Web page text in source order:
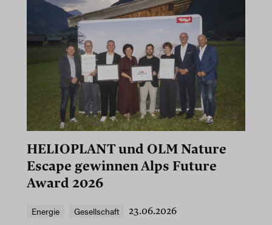
HELIOPLANT und OLM Nature
Escape gewinnen Alps Future
Award 2026
Energie Gesellschaft
23.06.2026